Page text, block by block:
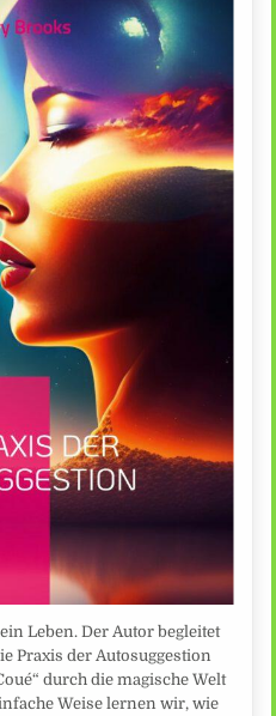
Leben. Der Autor begleitet
Praxis der Autosuggestion
durch die magische Welt
Weise lernen wir, wie